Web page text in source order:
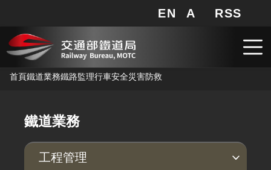
跳到主要內容
網站地圖
EN A 局長信箱
RSS
首頁鐵道業務鐵路監理行車安全災害防救
鐵道業務
工程管理